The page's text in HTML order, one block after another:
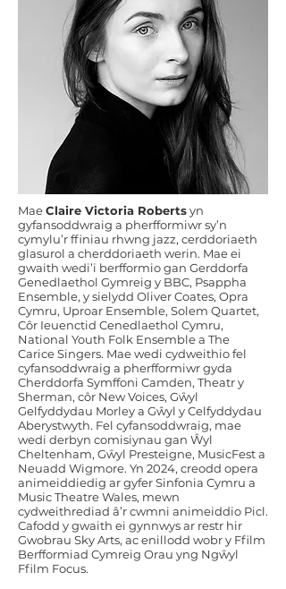
MaeClaire Victoria Robertsyn
gyfansoddwraig a pherfformiwr sy’n
cymylu’r ffiniau rhwng jazz, cerddoriaeth
glasurol a cherddoriaeth werin. Mae ei
gwaith wedi’i berfformio gan Gerddorfa
Genedlaethol Gymreig y BBC, Psappha
Ensemble, y sielydd Oliver Coates, Opra
Cymru, Uproar Ensemble, Solem Quartet,
Côr Ieuenctid Cenedlaethol Cymru,
National Youth Folk Ensemble a The
Carice Singers. Mae wedi cydweithio fel
cyfansoddwraig a pherfformiwr gyda
Cherddorfa Symffoni Camden, Theatr y
Sherman, côr New Voices, Gŵyl
Gelfyddydau Morley a Gŵyl y Celfyddydau
Aberystwyth. Fel cyfansoddwraig, mae
wedi derbyn comisiynau gan Ŵyl
Cheltenham, Gŵyl Presteigne, MusicFest a
Neuadd Wigmore. Yn 2024, creodd opera
animeiddiedig ar gyfer Sinfonia Cymru a
Music Theatre Wales, mewn
cydweithrediad â’r cwmni animeiddio Picl.
Cafodd y gwaith ei gynnwys ar restr hir
Gwobrau Sky Arts, ac enillodd wobr y Ffilm
Berfformiad Cymreig Orau yng Ngŵyl
Ffilm Focus.